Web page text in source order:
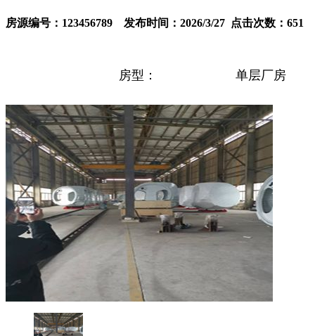
房源编号：123456789 发布时间：2026/3/27 点击次数：651
房型： 单层厂房